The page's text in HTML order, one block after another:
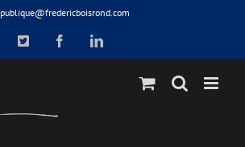
publique@fredericboisrond.com
X FacebookLinkedIn